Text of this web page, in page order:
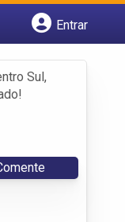
Entrar
Sul,